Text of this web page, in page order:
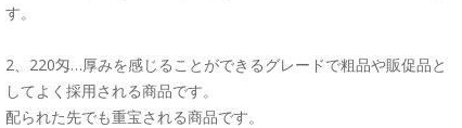
す。
2、220匁…厚みを感じることができるグレードで粗品や販促品と
してよく採用される商品です。
配られた先でも重宝される商品です。